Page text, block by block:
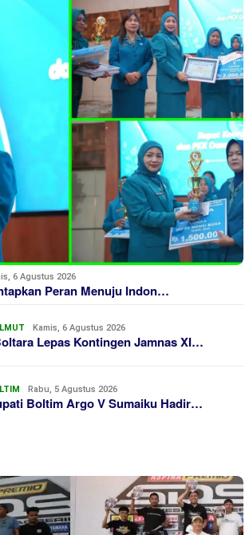
6 Agustus 2026
Peran Menuju Indon…
Kamis, 6 Agustus 2026
Lepas Kontingen Jamnas XI…
Rabu, 5 Agustus 2026
Boltim Argo V Sumaiku Hadir…